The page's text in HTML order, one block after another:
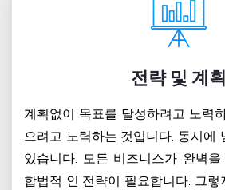
전략 및 계획
계획없이 목표를 달성하려고 노력
으려고 노력하는 것입니다. 동시에
있습니다. 모든 비즈니스가 완벽
합법적 인 전략이 필요합니다. 그